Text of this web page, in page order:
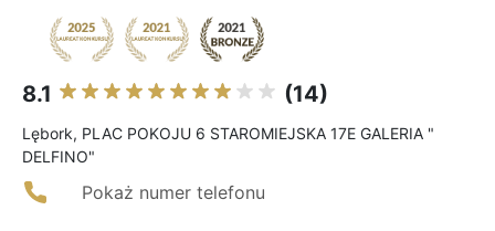
8.1 (14)
Lębork, PLAC POKOJU 6 STAROMIEJSKA 17E GALERIA "
DELFINO"
Pokaż numer telefonu